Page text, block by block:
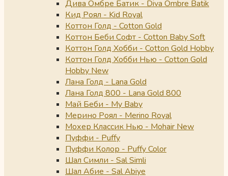
Дива Омбре Батик - Diva Ombre Batik
Кид Роял - Kid Royal
Коттон Голд - Cotton Gold
Коттон Беби Софт - Cotton Baby Soft
Коттон Голд Хобби - Cotton Gold Hobby
Коттон Голд Хобби Нью - Cotton Gold
Hobby New
Лана Голд - Lana Gold
Лана Голд 800 - Lana Gold 800
Май Беби - My Baby
Мерино Роял - Merino Royal
Мохер Классик Нью - Mohair New
Пуффи - Puffy
Пуффи Колор - Puffy Color
Шал Симли - Sal Simli
Шал Абие - Sal Abiye